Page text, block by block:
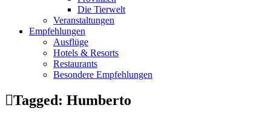
Die Tierwelt
Veranstaltungen
Empfehlungen
Ausflüge
Hotels & Resorts
Restaurants
Besondere Empfehlungen
Tagged: Humberto